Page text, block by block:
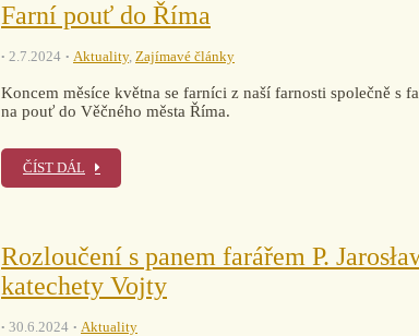
Farní pouť do Říma
2.7.2024 Aktuality, Zajímavé články
Koncem měsíce května se farníci z naší farnosti společně s
na pouť do Věčného města Říma.
ČÍST DÁL
Rozloučení s panem farářem P.
katechety Vojty
30.6.2024 Aktuality